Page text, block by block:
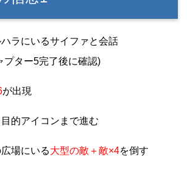
ラにいるサイファと会話
ター5完了後に確認)
が出現
的アイコンまで進む
場にいる大型の敵＋敵×4を倒す